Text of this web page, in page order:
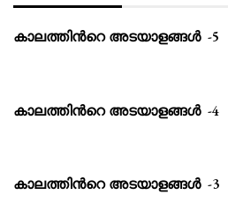
കാലത്തിൻറെ അടയാളങ്ങൾ -5
കാലത്തിൻറെ അടയാളങ്ങൾ -4
കാലത്തിൻറെ അടയാളങ്ങൾ -3